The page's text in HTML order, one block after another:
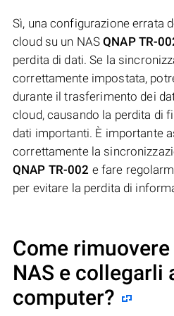
Sì, una configurazione errata
cloud su un NASQNAP TR-
perdita di dati. Se la
correttamente impostata,
durante il trasferimento dei
cloud, causando la perdita di
dati importanti. È importante
correttamente la
QNAP TR-002 e fare
per evitare la perdita di
Come
NAS e collegarli
computer?